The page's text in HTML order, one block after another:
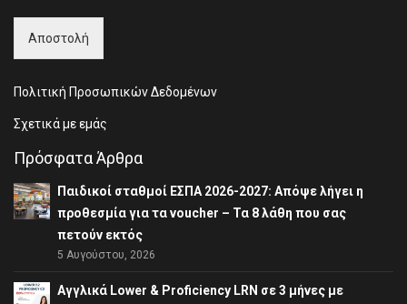
Αποστολή
Πολιτική Προσωπικών Δεδομένων
Σχετικά με εμάς
Πρόσφατα Άρθρα
Παιδικοί σταθμοί ΕΣΠΑ 2026-2027: Απόψε λήγει η
προθεσμία για τα voucher – Τα 8 λάθη που σας
πετούν εκτός
5 Αυγούστου, 2026
Αγγλικά Lower & Proficiency LRN σε 3 μήνες με